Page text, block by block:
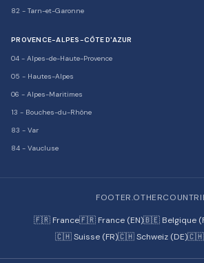
82 - Tarn-et-Garonne
PROVENCE-ALPES-CÔTE D'AZUR
04 - Alpes-de-Haute-Provence
05 - Hautes-Alpes
06 - Alpes-Maritimes
13 - Bouches-du-Rhône
83 - Var
84 - Vaucluse
🇫🇷 France🇫🇷 France (EN)🇧🇪 Belgique
🇨🇭 Suisse (FR)🇨🇭 Schweiz (DE)🇨🇭